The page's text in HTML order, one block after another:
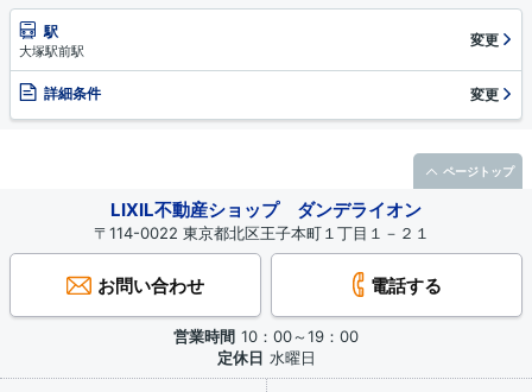
駅
大塚駅前駅
変更
詳細条件 変更
LIXIL不動産ショップ ダンデライオン
〒114-0022 東京都北区王子本町１丁目１－２１
お問い合わせ 電話する
営業時間 10：00～19：00
定休日 水曜日
ページトップ